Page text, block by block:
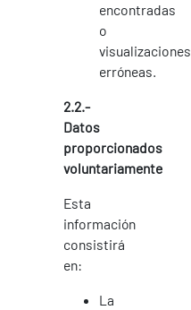
encontradas
o
visualizaciones
erróneas.
2.2.-
Datos
proporcionados
voluntariamente
Esta
información
consistirá
en:
La